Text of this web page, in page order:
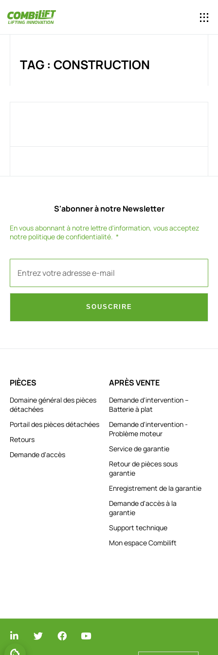
TAG : CONSTRUCTION
S'abonner à notre Newsletter
En vous abonnant à notre lettre d'information, vous acceptez
notre politique de confidentialité.
SOUSCRIRE
PIÈCES
Domaine général des pièces
détachées
Portail des pièces détachées
Retours
Demande d'accès
APRÈS VENTE
Demande d'intervention –
Batterie à plat
Demande d'intervention -
Problème moteur
Service de garantie
Retour de pièces sous
garantie
Enregistrement de la garantie
Demande d'accès à la
garantie
Support technique
Mon espace Combilift